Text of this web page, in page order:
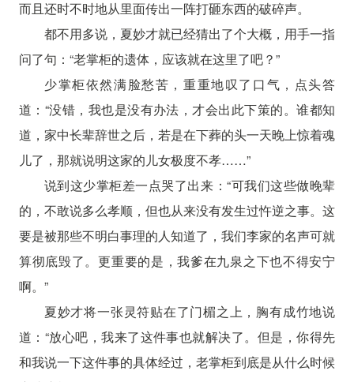
而且还时不时地从里面传出一阵打砸东西的破碎声。
都不用多说，夏妙才就已经猜出了个大概，用手一指
问了句：“老掌柜的遗体，应该就在这里了吧？”
少掌柜依然满脸愁苦，重重地叹了口气，点头答
道：“没错，我也是没有办法，才会出此下策的。谁都知
道，家中长辈辞世之后，若是在下葬的头一天晚上惊着魂
儿了，那就说明这家的儿女极度不孝……”
说到这少掌柜差一点哭了出来：“可我们这些做晚辈
的，不敢说多么孝顺，但也从来没有发生过忤逆之事。这
要是被那些不明白事理的人知道了，我们李家的名声可就
算彻底毁了。更重要的是，我爹在九泉之下也不得安宁
啊。”
夏妙才将一张灵符贴在了门楣之上，胸有成竹地说
道：“放心吧，我来了这件事也就解决了。但是，你得先
和我说一下这件事的具体经过，老掌柜到底是从什么时候